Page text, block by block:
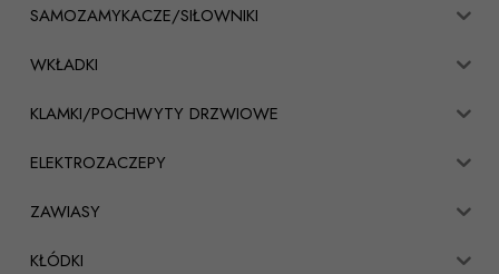
SAMOZAMYKACZE/SIŁOWNIKI
WKŁADKI
KLAMKI/POCHWYTY DRZWIOWE
ELEKTROZACZEPY
ZAWIASY
KŁÓDKI